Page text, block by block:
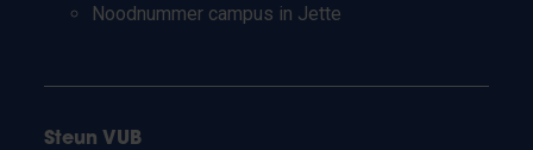
Noodnummer campus in Jette
Steun VUB